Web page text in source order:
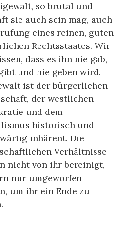
so brutal und
sie auch sein mag, auch
eines reinen, guten
Rechtsstaates. Wir
dass es ihn nie gab,
und nie geben wird.
ist der bürgerlichen
der westlichen
und dem
historisch und
inhärent. Die
Verhältnisse
nicht von ihr bereinigt,
nur umgeworfen
um ihr ein Ende zu